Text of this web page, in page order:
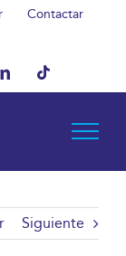
Contactar
LinkedInTiktok
Siguiente